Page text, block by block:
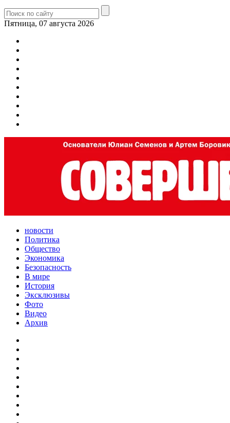
Пятница, 07 августа 2026
новости
Политика
Общество
Экономика
Безопасность
В мире
История
Эксклюзивы
Фото
Видео
Архив